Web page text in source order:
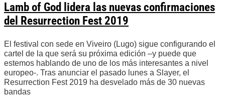
Lamb of God lidera las nuevas confirmaciones
del Resurrection Fest 2019
El festival con sede en Viveiro (Lugo) sigue configurando el
cartel de la que será su próxima edición –y puede que
estemos hablando de uno de los más interesantes a nivel
europeo-. Tras anunciar el pasado lunes a Slayer, el
Resurrection Fest 2019 ha desvelado más de 30 nuevas
bandas